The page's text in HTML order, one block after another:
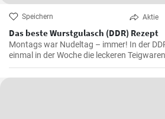
Speichern Aktie
Das beste Wurstgulasch (DDR) Rezept
Montags war Nudeltag – immer! In der
einmal in der Woche die leckeren
Wurstgulasch .Das Gulasch mit Paprika
sättigend und lecker auch als